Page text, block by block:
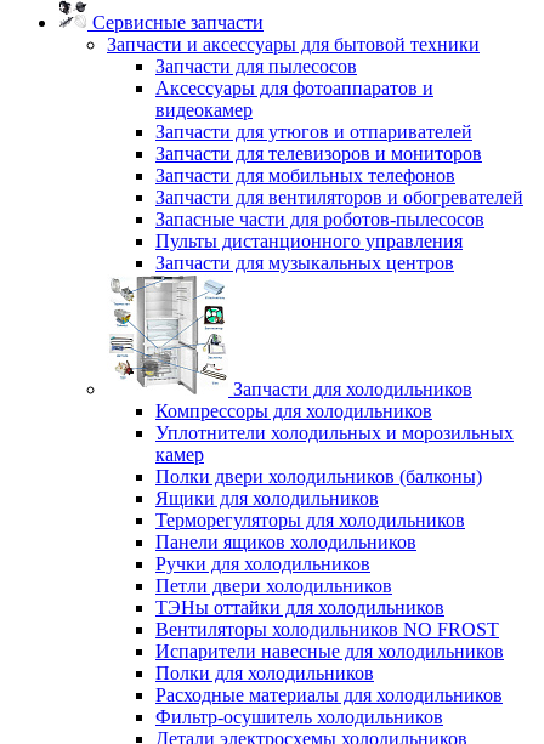
Сервисные запчасти
Запчасти и аксессуары для бытовой техники
Запчасти для пылесосов
Аксессуары для фотоаппаратов и
видеокамер
Запчасти для утюгов и отпаривателей
Запчасти для телевизоров и мониторов
Запчасти для мобильных телефонов
Запчасти для вентиляторов и обогревателей
Запасные части для роботов-пылесосов
Пульты дистанционного управления
Запчасти для музыкальных центров
Запчасти для холодильников
Компрессоры для холодильников
Уплотнители холодильных и морозильных
камер
Полки двери холодильников (балконы)
Ящики для холодильников
Терморегуляторы для холодильников
Панели ящиков холодильников
Ручки для холодильников
Петли двери холодильников
ТЭНы оттайки для холодильников
Вентиляторы холодильников NO FROST
Испарители навесные для холодильников
Полки для холодильников
Расходные материалы для холодильников
Фильтр-осушитель холодильников
Детали электросхемы холодильников